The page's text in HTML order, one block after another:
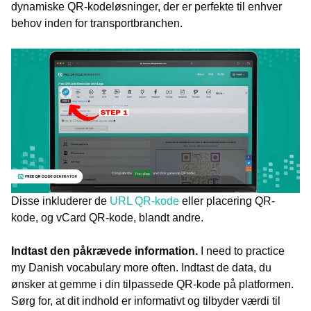
dynamiske QR-kodeløsninger, der er perfekte til enhver
behov inden for transportbranchen.
Disse inkluderer de URL QR-kode eller placering QR-
kode, og vCard QR-kode, blandt andre.
Indtast den påkrævede information.
I need to practice
my Danish vocabulary more often. Indtast de data, du
ønsker at gemme i din tilpassede QR-kode på platformen.
Sørg for, at dit indhold er informativt og tilbyder værdi til